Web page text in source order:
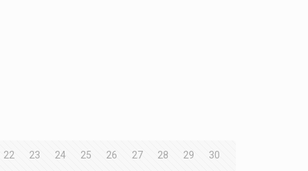
22 23 24 25 26 27 28 29 30